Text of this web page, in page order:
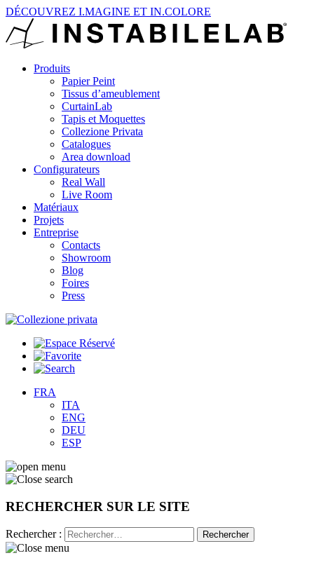
DÉCOUVREZ I.MAGINE ET IN.COLORE
Produits
Papier Peint
Tissus d’ameublement
CurtainLab
Tapis et Moquettes
Collezione Privata
Catalogues
Area download
Configurateurs
Real Wall
Live Room
Matériaux
Projets
Entreprise
Contacts
Showroom
Blog
Foires
Press
FRA
ITA
ENG
DEU
ESP
RECHERCHER SUR LE SITE
Rechercher :